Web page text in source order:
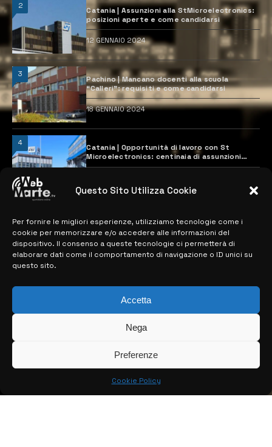
Questo Sito Utilizza Cookie
Per fornire le migliori esperienze, utilizziamo tecnologie come i
cookie per memorizzare e/o accedere alle informazioni del
dispositivo. Il consenso a queste tecnologie ci permetterà di
elaborare dati come il comportamento di navigazione o ID unici su
questo sito.
Accetta
Nega
Preferenze
Cookie Policy
2
Catania | Assunzioni alla StMicroelectronics:
posizioni aperte e come candidarsi
12 GENNAIO 2024
3
Pachino | Mancano docenti alla scuola
“Calleri”: requisiti e come candidarsi
18 GENNAIO 2024
4
Catania | Opportunità di lavoro con St
Microelectronics: centinaia di assunzioni
previste
MAPPA DEL SITO
> NOTIZIE